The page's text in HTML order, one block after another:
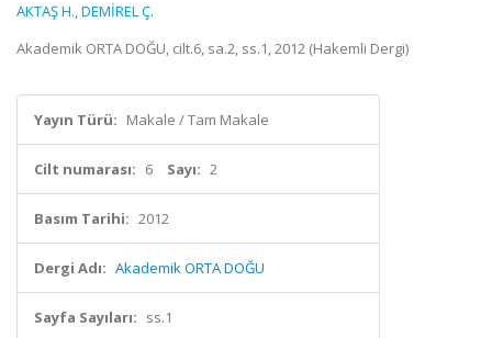
AKTAŞ H.,DEMİREL Ç.
Akademik ORTA DOĞU, cilt.6, sa.2, ss.1, 2012 (Hakemli Dergi)
Yayın Türü: Makale / Tam Makale
Cilt numarası: 6 Sayı: 2
Basım Tarihi: 2012
Dergi Adı: Akademik ORTA DOĞU
Sayfa Sayıları: ss.1